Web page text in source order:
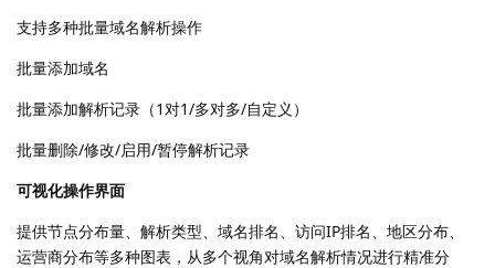
支持多种批量域名解析操作
批量添加域名
批量添加解析记录（1对1/多对多/自定义）
批量删除/修改/启用/暂停解析记录
可视化操作界面
提供节点分布量、解析类型、域名排名、访问IP排名、地区分布、
运营商分布等多种图表，从多个视角对域名解析情况进行精准分